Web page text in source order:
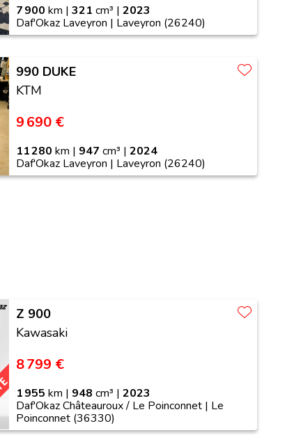
7 900 km | 321 cm³ | 2023
Daf'Okaz Laveyron | Laveyron (26240)
990 DUKE
KTM
9 690 €
11 280 km | 947 cm³ | 2024
Daf'Okaz Laveyron | Laveyron (26240)
Z 900
Kawasaki
8 799 €
1 955 km | 948 cm³ | 2023
Daf'Okaz Châteauroux / Le Poinconnet | Le
Poinconnet (36330)